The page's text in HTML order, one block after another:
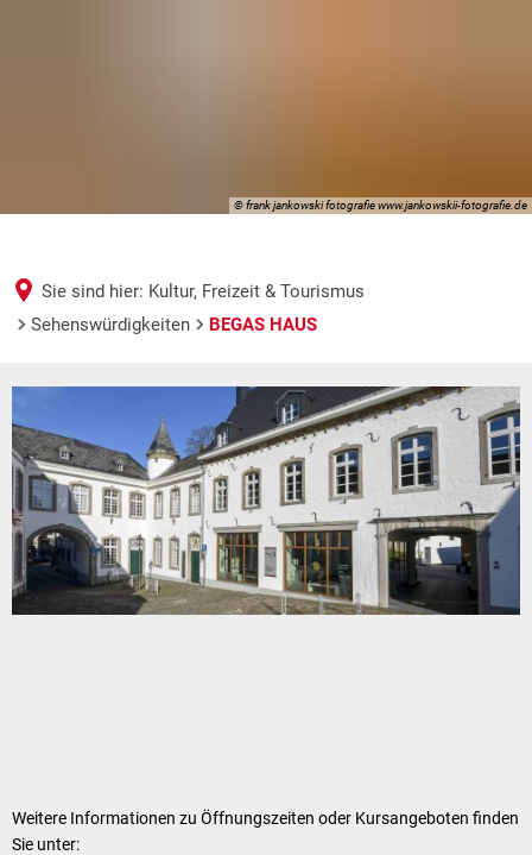
© frank jankowski fotografie www.jankowskii-fotografie.de
Sie sind hier: Kultur, Freizeit & Tourismus
Sehenswürdigkeiten
BEGAS HAUS
BEGAS
HAUS
Weitere Informationen zu Öffnungszeiten oder Kursangeboten finden
Sie unter: